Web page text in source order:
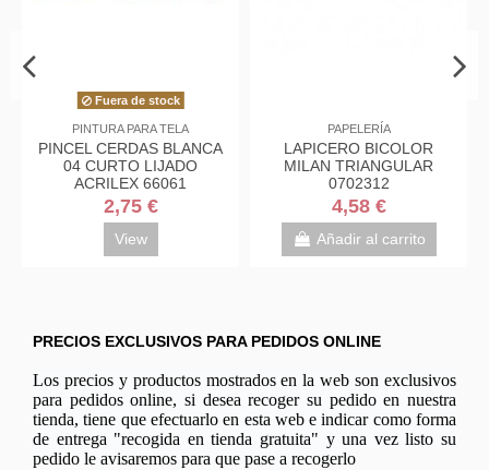
Fuera de stock
PINTURA PARA TELA
PINCEL CERDAS BLANCA
04 CURTO LIJADO
ACRILEX 66061
2,75 €
View
PAPELERÍA
LAPICERO BICOLOR
MILAN TRIANGULAR
0702312
4,58 €
Añadir al carrito
PRECIOS EXCLUSIVOS PARA PEDIDOS ONLINE
Los precios y productos mostrados en la web son exclusivos
para pedidos online, si desea recoger su pedido en nuestra
tienda, tiene que efectuarlo en esta web e indicar como forma
de entrega "recogida en tienda gratuita" y una vez listo su
pedido le avisaremos para que pase a recogerlo